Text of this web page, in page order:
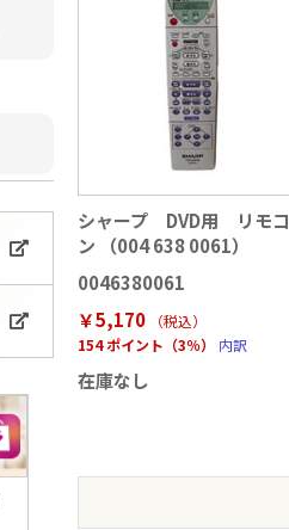
シャープ DVD用 リモコ
ン （004 638 0061）
0046380061
￥5,170
（税込）
154 ポイント（3％）
内訳
在庫なし